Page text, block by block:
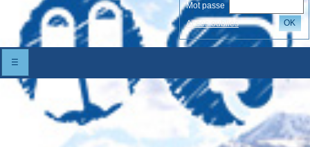
Mot passe
Accés oubliés
OK
☰